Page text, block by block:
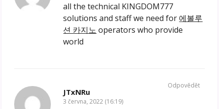
all the technical KINGDOM777
solutions and staff we need for 에볼루
션 카지노 operators who provide
world
JTxNRu
3 června, 2022 (16:19)
Odpovědět